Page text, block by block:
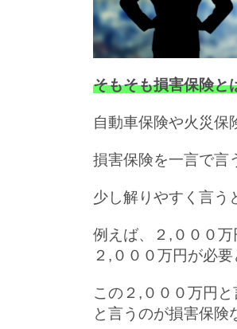
そもそも損害保険と
自動車保険や火災保
損害保険を一言で言
少し解りやすく言う
例えば、２,０００
２,０００万円が必要
この２,０００万円
と言うのが損害保険